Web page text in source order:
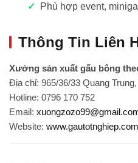
Phù hợp event,
Thông Tin Liên
Xưởng sản xuất gấu bông
Địa chỉ: 965/36/33 Quang
Hotline: 0796 170 752
Email:
Website: www.gautotnghiep.com